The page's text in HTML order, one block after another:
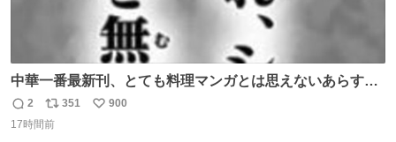
中華一番最新刊、とても料理マンガとは思えないあらすじ
の書き出ししてて最高
返
信
2
リ
ポ
351
い
900
17時間前